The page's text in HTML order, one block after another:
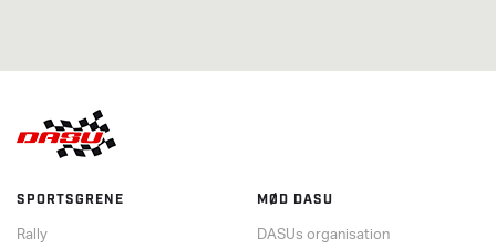
SPORTSGRENE
Rally
MØD DASU
DASUs organisation